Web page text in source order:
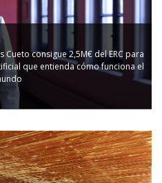
Cueto consigue 2,5M€ del ERC para
que entienda cómo funciona el